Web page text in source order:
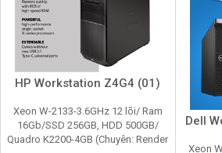
HP Workstation Z4G4 (01)
Xeon W-2133-3.6GHz 12 lõi/ Ram
16Gb/SSD 256GB, HDD 500GB/
Quadro K2200-4GB (Chuyên: Render
Dell
Xeon